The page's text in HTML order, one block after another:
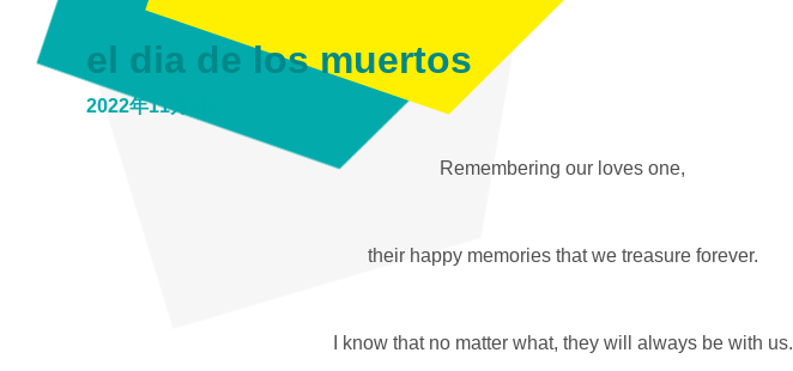
el dia de los muertos
2022年11月3日
Remembering our loves one,
their happy memories that we treasure forever.
I know that no matter what, they will always be with us.